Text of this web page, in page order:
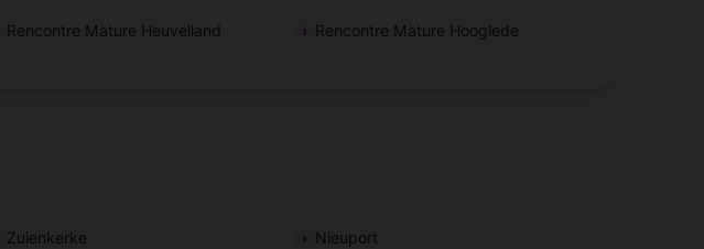
Rencontre Mature Heuvelland Rencontre Mature Hooglede
Zuienkerke Nieuport